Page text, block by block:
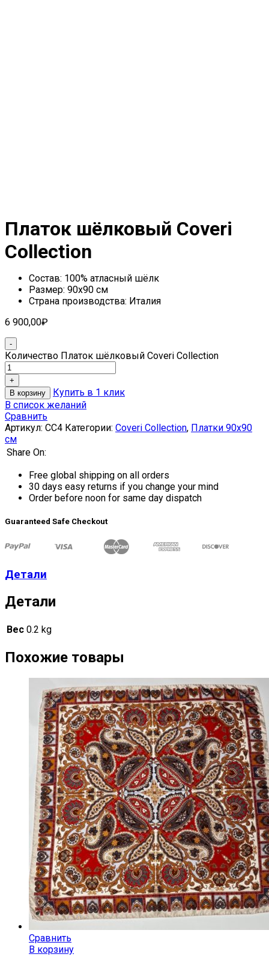
Платок шёлковый Coveri
Collection
Состав: 100% атласный шёлк
Размер: 90х90 см
Страна производства: Италия
6 900,00₽
Количество Платок шёлковый Coveri Collection
В корзину
Купить в 1 клик
В список желаний
Сравнить
Артикул: CC4 Категории: Coveri Collection, Платки 90х90
см
Share On:
Free global shipping on all orders
30 days easy returns if you change your mind
Order before noon for same day dispatch
Guaranteed Safe Checkout
Детали
Детали
Вес 0.2 kg
Похожие товары
Сравнить
В корзину